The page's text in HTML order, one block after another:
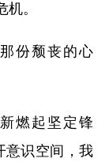
。
份颓丧的心
燃起坚定锋
意识空间，我